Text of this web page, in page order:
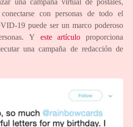
con personas de todo el
19 puede ser un marco poderoso
Y este artículo proporciona
una campaña de redacción de